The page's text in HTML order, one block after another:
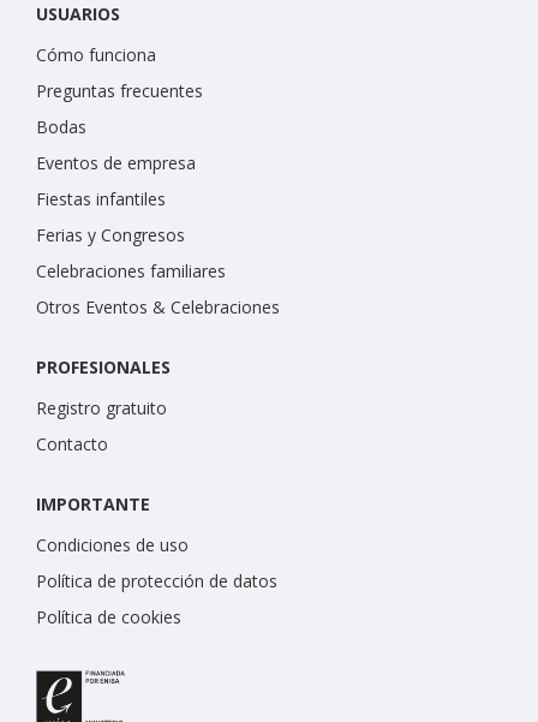
USUARIOS
Cómo funciona
Preguntas frecuentes
Bodas
Eventos de empresa
Fiestas infantiles
Ferias y Congresos
Celebraciones familiares
Otros Eventos & Celebraciones
PROFESIONALES
Registro gratuito
Contacto
IMPORTANTE
Condiciones de uso
Política de protección de datos
Política de cookies